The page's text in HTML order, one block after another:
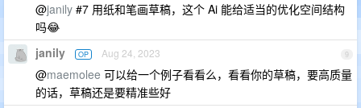
@janily #7 用纸和笔画草稿，这个 Ai 能给适当的优化空间结构
吗😂
9
janily OP Aug 24, 2023
@maemolee 可以给一个例子看看么，看看你的草稿，要高质量
的话，草稿还是要精准些好